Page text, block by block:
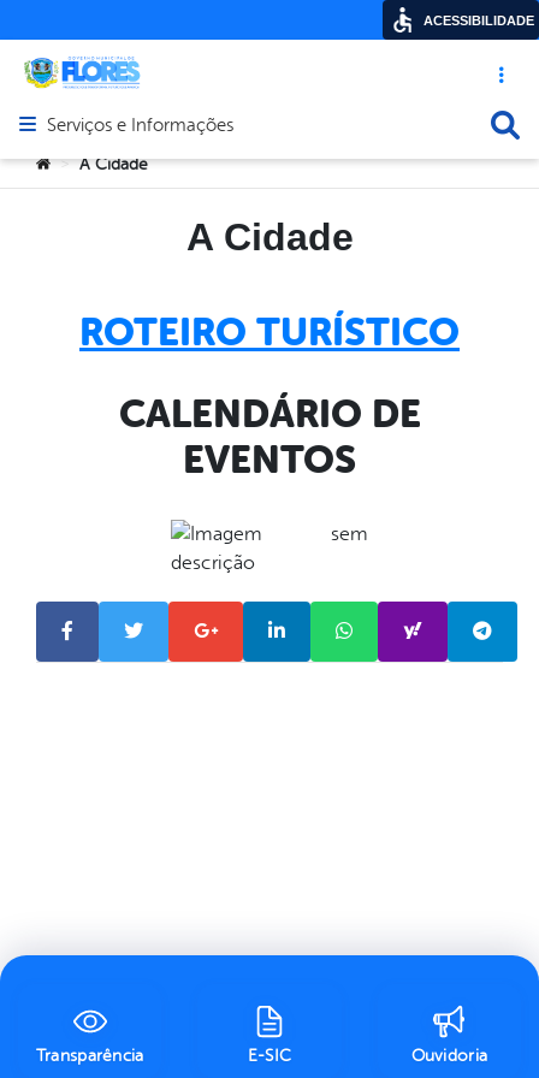
Acesso
Abrir menu principal de navegação
Serviços e Informações
Você está aqui:
> A Cidade
A Cidade
ROTEIRO TURÍSTICO
CALENDÁRIO DE
EVENTOS
Transparência E-SIC Ouvidoria
ACESSIBILIDADE